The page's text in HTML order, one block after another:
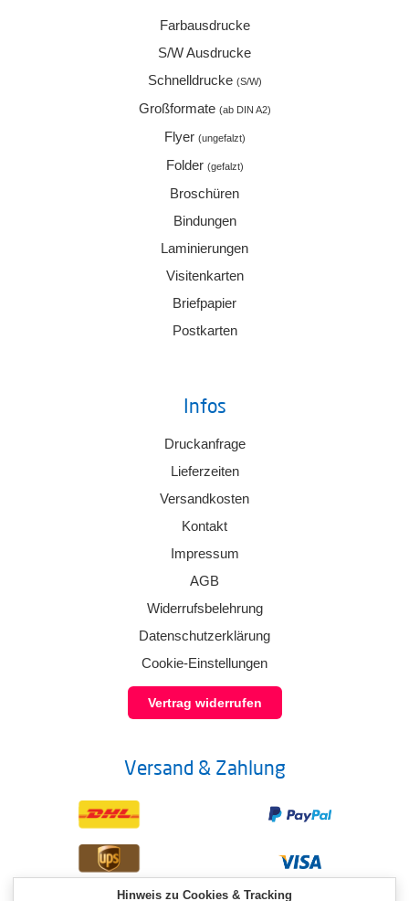
Farbausdrucke
S/W Ausdrucke
Schnelldrucke (S/W)
Großformate (ab DIN A2)
Flyer (ungefalzt)
Folder (gefalzt)
Broschüren
Bindungen
Laminierungen
Visitenkarten
Briefpapier
Postkarten
Infos
Druckanfrage
Lieferzeiten
Versandkosten
Kontakt
Impressum
AGB
Widerrufsbelehrung
Datenschutzerklärung
Cookie-Einstellungen
Vertrag widerrufen
Versand & Zahlung
Hinweis zu Cookies & Tracking